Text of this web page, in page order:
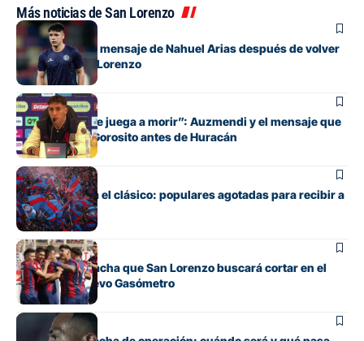
Más noticias de San Lorenzo
Fútbol
El conmovedor mensaje de Nahuel Arias después de volver
a jugar en San Lorenzo
Fútbol
“Cada pelota se juega a morir”: Auzmendi y el mensaje que
transmitió de Gorosito antes de Huracán
Fútbol
Boedo ya juega el clásico: populares agotadas para recibir a
Huracán
Fútbol
La incómoda racha que San Lorenzo buscará cortar en el
clásico del Nuevo Gasómetro
Fútbol